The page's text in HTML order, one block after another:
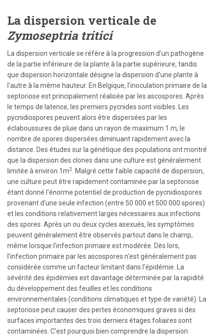
La dispersion verticale de
Zymoseptria tritici
La dispersion verticale se réfère à la progression d’un pathogène
de la partie inférieure de la plante à la partie supérieure, tandis
que dispersion horizontale désigne la dispersion d'une plante à
l'autre à la même hauteur. En Belgique, l’inoculation primaire de la
septoriose est principalement réalisée par les ascospores. Après
le temps de latence, les premiers pycnides sont visibles. Les
pycnidiospores peuvent alors être dispersées par les
éclaboussures de pluie dans un rayon de maximum 1 m, le
nombre de spores dispersées diminuant rapidement avec la
distance. Des études sur la génétique des populations ont montré
que la dispersion des clones dans une culture est généralement
limitée à environ 1m2
. Malgré cette faible capacité de dispersion,
une culture peut être rapidement contaminée par la septoriose
étant donné l'énorme potentiel de production de pycnidiospores
provenant d'une seule infection (entre 50 000 et 500 000 spores)
et les conditions relativement larges nécessaires aux infections
des spores. Après un ou deux cycles asexués, les symptômes
peuvent généralement être observés partout dans le champ,
même lorsque l'infection primaire est modérée. Dès lors,
l'infection primaire par les ascospores n’est généralement pas
considérée comme un facteur limitant dans l’épidémie. La
sévérité des épidémies est davantage déterminée par la rapidité
du développement des feuilles et les conditions
environnementales (conditions climatiques et type de variété). La
septoriose peut causer des pertes économiques graves si des
surfaces importantes des trois derniers étages foliaires sont
contaminées. C’est pourquoi bien comprendre la dispersion